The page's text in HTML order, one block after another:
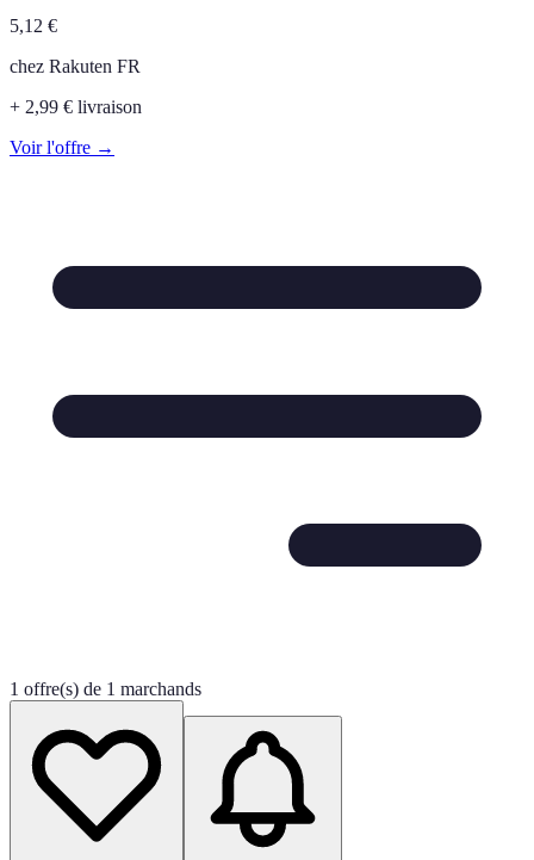
5,12 €
chez Rakuten FR
+ 2,99 € livraison
Voir l'offre →
1 offre(s) de 1 marchands